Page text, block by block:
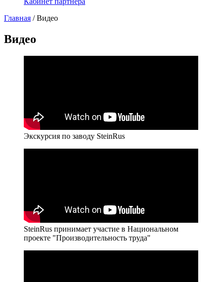
Главная /Видео
Видео
Экскурсия по заводу SteinRus
SteinRus принимает участие в Национальном
проекте "Производительность труда"